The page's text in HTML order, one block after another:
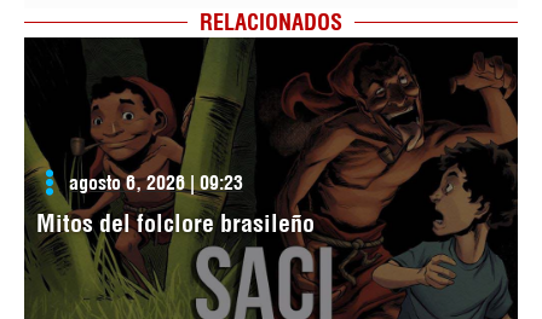
RELACIONADOS
agosto 6, 2026 | 09:23
Mitos del folclore brasileño